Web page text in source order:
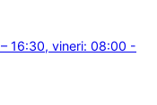
16:30, vineri: 08:00 -